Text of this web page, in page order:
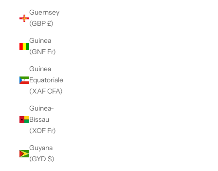
Guernsey
(GBP £)
Guinea
(GNF Fr)
Guinea
Equatoriale
(XAF CFA)
Guinea-
Bissau
(XOF Fr)
Guyana
(GYD $)